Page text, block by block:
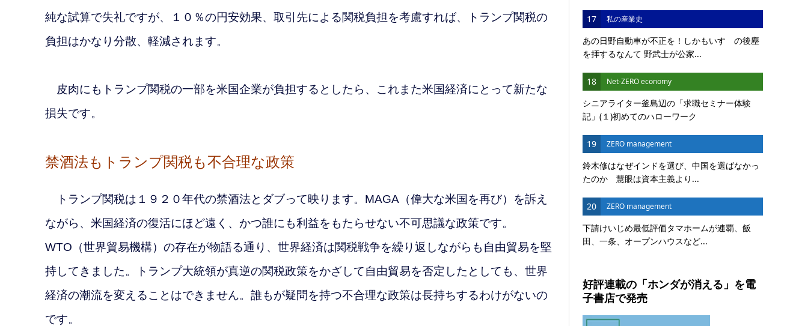
純な試算で失礼ですが、１０％の円安効果、取引先による関税負担を考慮すれば、トランプ関税の
負担はかなり分散、軽減されます。
皮肉にもトランプ関税の一部を米国企業が負担するとしたら、これまた米国経済にとって新たな
損失です。
禁酒法もトランプ関税も不合理な政策
トランプ関税は１９２０年代の禁酒法とダブって映ります。MAGA（偉大な米国を再び）を訴え
ながら、 米国経済の復活にほど遠く、かつ誰にも利益をもたらせない不可思議な政策です。
WTO（世界貿易機構）の存在が物語る通り、世界経済は関税戦争を繰り返しながらも自由貿易を堅
持してきました。トランプ大統領が真逆の関税政策をかざして自由貿易を否定したとしても、世界
経済の潮流を変えることはできません。誰もが疑問を持つ不合理な政策は長持ちするわけがないの
です。
17 私の産業史
あの日野自動車が不正を！しかもいすゞの後塵
を拝するなんて 野武士が公家...
18 Net-ZERO economy
シニアライター釜島辺の「求職セミナー体験
記」(１)初めてのハローワーク
19 ZERO management
鈴木修はなぜインドを選び、中国を選ばなかっ
たのか 慧眼は資本主義より...
20 ZERO management
下請けいじめ最低評価タマホームが連覇、飯
田、一条、オープンハウスなど...
好評連載の「ホンダが消える」を電
子書店で発売